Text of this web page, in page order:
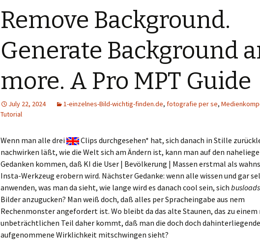
Remove Background.
Generate Background
more. A Pro MPT Guide
July 22, 2024 1-einzelnes-Bild-wichtig-finden.de, fotografie per se,
Tutorial
Wenn man alle drei
Clips durchgesehen* hat, sich danach in Stille
nachwirken läßt, wie die Welt sich am Ändern ist, kann man auf den
Gedanken kommen, daß KI die User | Bevölkerung | Massen erstmal als
Insta-Werkzeug erobern wird. Nächster Gedanke: wenn alle wissen und gar
anwenden, was man da sieht, wie lange wird es danach cool sein, sich busloads
Bilder anzugucken? Man weiß doch, daß alles per Spracheingabe aus nem
Rechenmonster angefordert ist. Wo bleibt da das alte Staunen, das zu
unbeträchtlichen Teil daher kommt, daß man die doch doch dahinterliegende
aufgenommene Wirklichkeit mitschwingen sieht?